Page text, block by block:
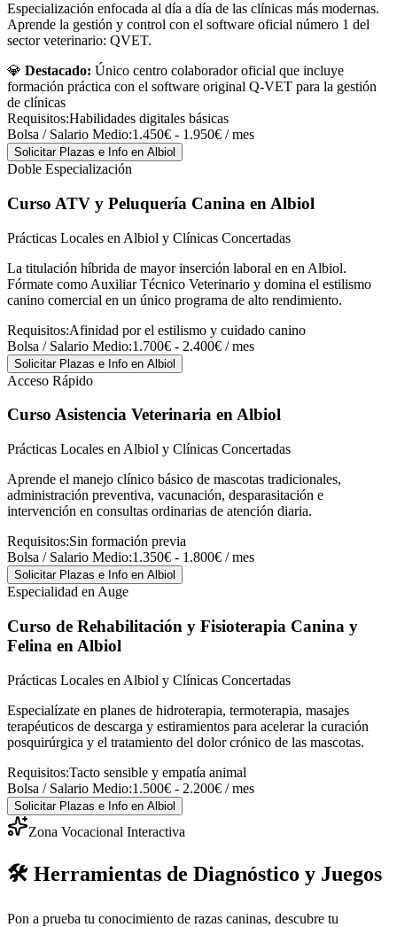
Especialización enfocada al día a día de las clínicas más modernas.
Aprende la gestión y control con el software oficial número 1 del
sector veterinario: QVET.
💎 Destacado: Único centro colaborador oficial que incluye
formación práctica con el software original Q-VET para la gestión
de clínicas
Requisitos:Habilidades digitales básicas
Bolsa / Salario Medio:1.450€ - 1.950€ / mes
Solicitar Plazas e Info en Albiol
Doble Especialización
Curso ATV y Peluquería Canina en Albiol
Prácticas Locales en Albiol y Clínicas Concertadas
La titulación híbrida de mayor inserción laboral en en Albiol.
Fórmate como Auxiliar Técnico Veterinario y domina el estilismo
canino comercial en un único programa de alto rendimiento.
Requisitos:Afinidad por el estilismo y cuidado canino
Bolsa / Salario Medio:1.700€ - 2.400€ / mes
Solicitar Plazas e Info en Albiol
Acceso Rápido
Curso Asistencia Veterinaria en Albiol
Prácticas Locales en Albiol y Clínicas Concertadas
Aprende el manejo clínico básico de mascotas tradicionales,
administración preventiva, vacunación, desparasitación e
intervención en consultas ordinarias de atención diaria.
Requisitos:Sin formación previa
Bolsa / Salario Medio:1.350€ - 1.800€ / mes
Solicitar Plazas e Info en Albiol
Especialidad en Auge
Curso de Rehabilitación y Fisioterapia Canina y
Felina en Albiol
Prácticas Locales en Albiol y Clínicas Concertadas
Especialízate en planes de hidroterapia, termoterapia, masajes
terapéuticos de descarga y estiramientos para acelerar la curación
posquirúrgica y el tratamiento del dolor crónico de las mascotas.
Requisitos:Tacto sensible y empatía animal
Bolsa / Salario Medio:1.500€ - 2.200€ / mes
Solicitar Plazas e Info en Albiol
Zona Vocacional Interactiva
🛠️ Herramientas de Diagnóstico y Juegos
Pon a prueba tu conocimiento de razas caninas, descubre tu